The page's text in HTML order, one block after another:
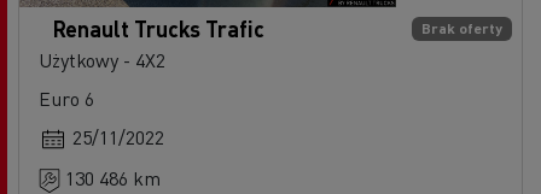
Brak oferty
Renault Trucks Trafic
Użytkowy - 4X2
Euro 6
25/11/2022
130 486 km